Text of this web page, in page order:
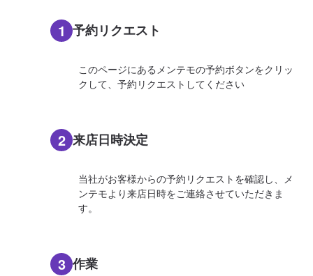
1 予約リクエスト
このページにあるメンテモの予約ボタンをクリッ
クして、予約リクエストしてください
2 来店日時決定
当社がお客様からの予約リクエストを確認し、メ
ンテモより来店日時をご連絡させていただきま
す。
3 作業